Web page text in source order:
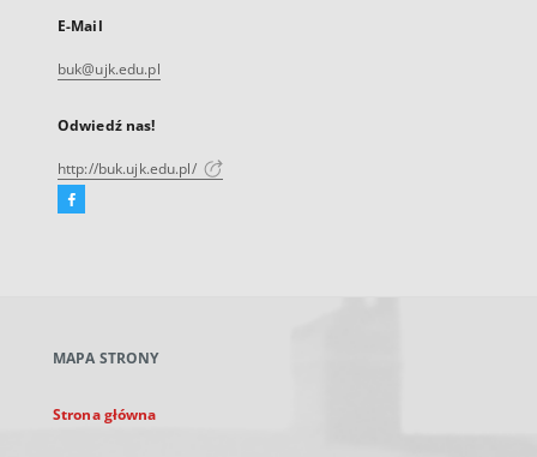
E-Mail
buk@ujk.edu.pl
Odwiedź nas!
http://buk.ujk.edu.pl/
Facebook
karcie
MAPA STRONY
Strona główna